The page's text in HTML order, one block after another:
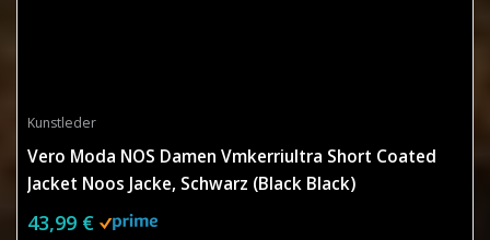
Kunstleder
Vero Moda NOS Damen Vmkerriultra Short Coated
Jacket Noos Jacke, Schwarz (Black Black)
43,99 €